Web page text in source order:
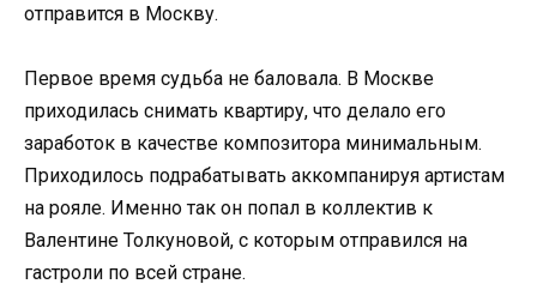
отправится в Москву.
Первое время судьба не баловала. В Москве
приходилась снимать квартиру, что делало его
заработок в качестве композитора минимальным.
Приходилось подрабатывать аккомпанируя артистам
на рояле. Именно так он попал в коллектив к
Валентине Толкуновой, с которым отправился на
гастроли по всей стране.